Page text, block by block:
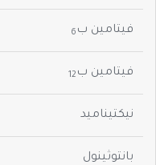
فيتامين ب 6
فيتامين ب 12
نيكتيناميد
بانتوثينول